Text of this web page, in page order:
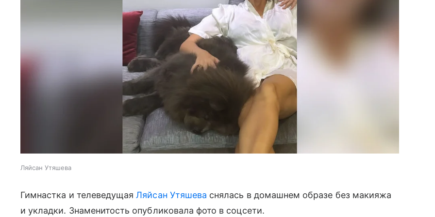
Ляйсан Утяшева
Гимнастка и телеведущаяЛяйсан Утяшева снялась в домашнем образе без макияжа
и укладки. Знаменитость опубликовала фото в соцсети.